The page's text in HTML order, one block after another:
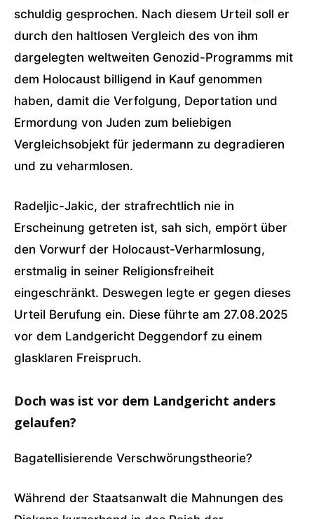
schuldig gesprochen. Nach diesem Urteil soll er
durch den haltlosen Vergleich des von ihm
dargelegten weltweiten Genozid-Programms mit
dem Holocaust billigend in Kauf genommen
haben, damit die Verfolgung, Deportation und
Ermordung von Juden zum beliebigen
Vergleichsobjekt für jedermann zu degradieren
und zu veharmlosen.
Radeljic-Jakic, der strafrechtlich nie in
Erscheinung getreten ist, sah sich, empört über
den Vorwurf der Holocaust-Verharmlosung,
erstmalig in seiner Religionsfreiheit
eingeschränkt. Deswegen legte er gegen dieses
Urteil Berufung ein. Diese führte am 27.08.2025
vor dem Landgericht Deggendorf zu einem
glasklaren Freispruch.
Doch was ist vor dem Landgericht anders
gelaufen?
Bagatellisierende Verschwörungstheorie?
Während der Staatsanwalt die Mahnungen des